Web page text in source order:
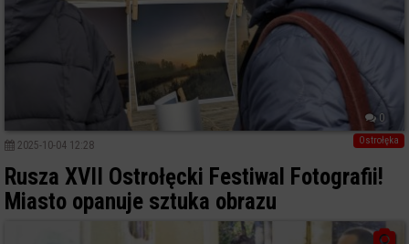
0
Ostrołęka
2025-10-04 12:28
Rusza XVII Ostrołęcki Festiwal Fotografii!
Miasto opanuje sztuka obrazu